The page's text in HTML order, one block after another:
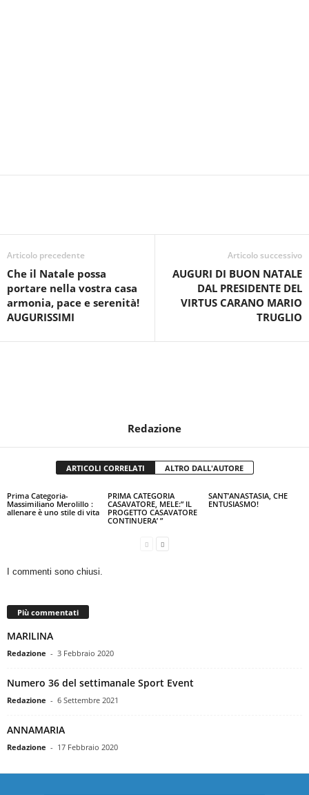
Articolo precedente
Che il Natale possa
portare nella vostra casa
armonia, pace e serenità!
AUGURISSIMI
Articolo successivo
AUGURI DI BUON NATALE
DAL PRESIDENTE DEL
VIRTUS CARANO MARIO
TRUGLIO
Redazione
ARTICOLI CORRELATI ALTRO DALL'AUTORE
Prima Categoria-
Massimiliano Merolillo :
allenare è uno stile di vita
PRIMA CATEGORIA
CASAVATORE, MELE:” IL
PROGETTO CASAVATORE
CONTINUERA’ ”
SANT’ANASTASIA, CHE
ENTUSIASMO!
I commenti sono chiusi.
Più commentati
MARILINA
Redazione - 3 Febbraio 2020
Numero 36 del settimanale Sport Event
Redazione - 6 Settembre 2021
ANNAMARIA
Redazione - 17 Febbraio 2020